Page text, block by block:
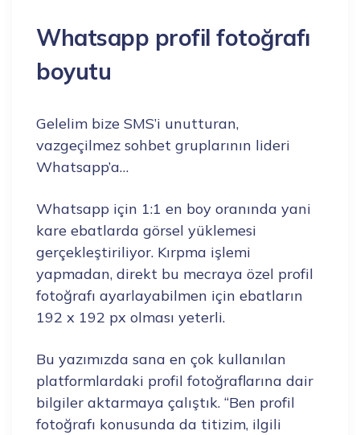
Whatsapp profil fotoğrafı
boyutu
Gelelim bize SMS’i unutturan,
vazgeçilmez sohbet gruplarının lideri
Whatsapp’a…
Whatsapp için 1:1 en boy oranında yani
kare ebatlarda görsel yüklemesi
gerçekleştiriliyor. Kırpma işlemi
yapmadan, direkt bu mecraya özel profil
fotoğrafı ayarlayabilmen için ebatların
192 x 192 px olması yeterli.
Bu yazımızda sana en çok kullanılan
platformlardaki profil fotoğraflarına dair
bilgiler aktarmaya çalıştık. “Ben profil
fotoğrafı konusunda da titizim, ilgili